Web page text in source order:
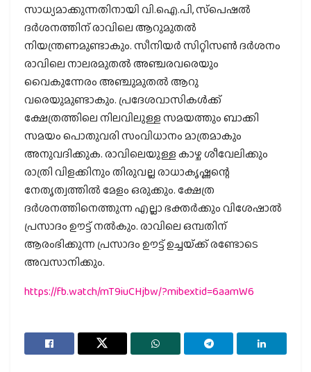
സാധ്യമാക്കുന്നതിനായി വി.ഐ.പി, സ്‌പെഷല്‍
ദര്‍ശനത്തിന് രാവിലെ ആറുമുതല്‍
നിയന്ത്രണമുണ്ടാകും. സീനിയര്‍ സിറ്റിസണ്‍ ദര്‍ശനം
രാവിലെ നാലരമുതല്‍ അഞ്ചരവരെയും
വൈകുന്നേരം അഞ്ചുമുതല്‍ ആറു
വരെയുമുണ്ടാകും. പ്രദേശവാസികള്‍ക്ക്
ക്ഷേത്രത്തിലെ നിലവിലുള്ള സമയത്തും ബാക്കി
സമയം പൊതുവരി സംവിധാനം മാത്രമാകും
അനുവദിക്കുക. രാവിലെയുള്ള കാഴ്ച ശീവേലിക്കും
രാത്രി വിളക്കിനും തിരുവല്ല രാധാകൃഷ്ണന്റെ
നേതൃത്വത്തില്‍ മേളം ഒരുക്കും. ക്ഷേത്ര
ദർശനത്തിനെത്തുന്ന എല്ലാ ഭക്തര്‍ക്കും വിശേഷാല്‍
പ്രസാദം ഊട്ട് നല്‍കും. രാവിലെ ഒമ്പതിന്
ആരംഭിക്കുന്ന പ്രസാദം ഊട്ട് ഉച്ചയ്‌ക്ക് രണ്ടോടെ
അവസാനിക്കും.
https://fb.watch/mT9iuCHjbw/?mibextid=6aamW6